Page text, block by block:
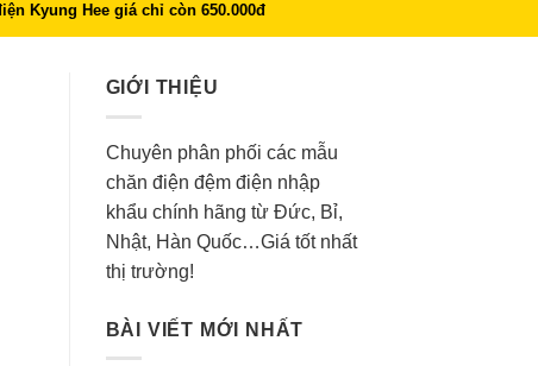
Kyung Hee giá chỉ còn 650.000đ
GIỚI THIỆU
Chuyên phân phối các mẫu
chăn điện đệm điện nhập
khẩu chính hãng từ Đức, Bỉ,
Nhật, Hàn Quốc…Giá tốt nhất
thị trường!
BÀI VIẾT MỚI NHẤT